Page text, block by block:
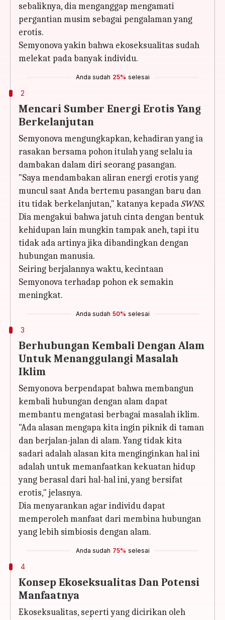
sebaliknya, dia menganggap mengamati
pergantian musim sebagai pengalaman yang
erotis.
Semyonova yakin bahwa ekoseksualitas sudah
melekat pada banyak individu.
Anda sudah 25% selesai
2
Mencari Sumber Energi Erotis Yang
Berkelanjutan
Semyonova mengungkapkan, kehadiran yang ia
rasakan bersama pohon itulah yang selalu ia
dambakan dalam diri seorang pasangan.
"Saya mendambakan aliran energi erotis yang
muncul saat Anda bertemu pasangan baru dan
itu tidak berkelanjutan," katanya kepadaSWNS.
Dia mengakui bahwa jatuh cinta dengan bentuk
kehidupan lain mungkin tampak aneh, tapi itu
tidak ada artinya jika dibandingkan dengan
hubungan manusia.
Seiring berjalannya waktu, kecintaan
Semyonova terhadap pohon ek semakin
meningkat.
Anda sudah 50% selesai
3
Berhubungan Kembali Dengan Alam
Untuk Menanggulangi Masalah
Iklim
Semyonova berpendapat bahwa membangun
kembali hubungan dengan alam dapat
membantu mengatasi berbagai masalah iklim.
"Ada alasan mengapa kita ingin piknik di taman
dan berjalan-jalan di alam. Yang tidak kita
sadari adalah alasan kita menginginkan hal ini
adalah untuk memanfaatkan kekuatan hidup
yang berasal dari hal-hal ini, yang bersifat
erotis," jelasnya.
Dia menyarankan agar individu dapat
memperoleh manfaat dari membina hubungan
yang lebih simbiosis dengan alam.
Anda sudah 75% selesai
4
Konsep Ekoseksualitas Dan Potensi
Manfaatnya
Ekoseksualitas, seperti yang dicirikan oleh